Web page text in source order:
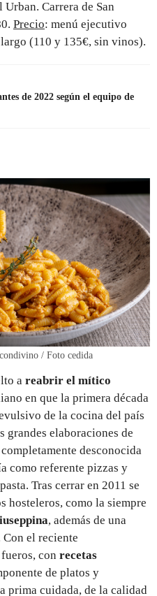
Urban. Carrera de San
Precio: menú ejecutivo
(110 y 135€, sin vinos).
de 2022 según el equipo de
/ Foto cedida
a reabrir el mítico
en que la primera década
de la cocina del país
grandes elaboraciones de
desconocida
como referente pizzas y
Tras cerrar en 2011 se
hosteleros, como la siempre
, además de una
el reciente
con recetas
de platos y
prima cuidada, de la calidad